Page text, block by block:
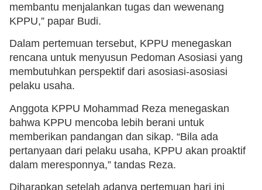
membantu menjalankan tugas dan wewenang
KPPU,” papar Budi.
Dalam pertemuan tersebut, KPPU menegaskan
rencana untuk menyusun Pedoman Asosiasi yang
membutuhkan perspektif dari asosiasi-asosiasi
pelaku usaha.
Anggota KPPU Mohammad Reza menegaskan
bahwa KPPU mencoba lebih berani untuk
memberikan pandangan dan sikap. “Bila ada
pertanyaan dari pelaku usaha, KPPU akan proaktif
dalam meresponnya,” tandas Reza.
Diharapkan setelah adanya pertemuan hari ini